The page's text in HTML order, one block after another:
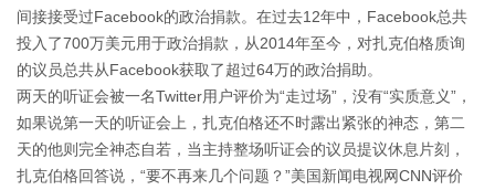
间接接受过Facebook的政治捐款。在过去12年中，Facebook总共
投入了700万美元用于政治捐款，从2014年至今，对扎克伯格质询
的议员总共从Facebook获取了超过64万的政治捐助。
两天的听证会被一名Twitter用户评价为“走过场”，没有“实质意义”，
如果说第一天的听证会上，扎克伯格还不时露出紧张的神态，第二
天的他则完全神态自若，当主持整场听证会的议员提议休息片刻，
扎克伯格回答说，“要不再来几个问题？”美国新闻电视网CNN评价